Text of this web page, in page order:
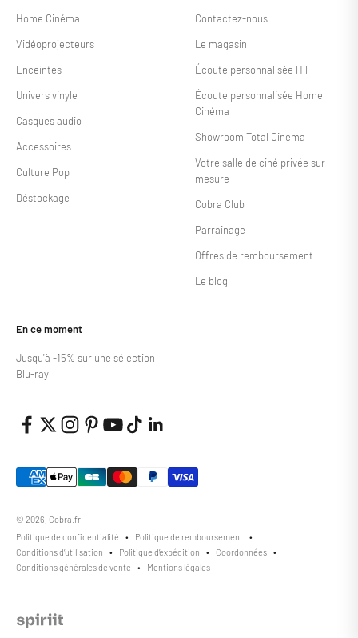
Home Cinéma
Vidéoprojecteurs
Enceintes
Univers vinyle
Casques audio
Accessoires
Culture Pop
Déstockage
Contactez-nous
Le magasin
Écoute personnalisée HiFi
Écoute personnalisée Home
Cinéma
Showroom Total Cinema
Votre salle de ciné privée sur
mesure
Cobra Club
Parrainage
Offres de remboursement
Le blog
En ce moment
Jusqu'à -15% sur une sélection
Blu-ray
© 2026, Cobra.fr.
Politique de confidentialité
Politique de remboursement
Conditions d’utilisation
Politique d’expédition
Coordonnées
Conditions générales de vente
Mentions légales